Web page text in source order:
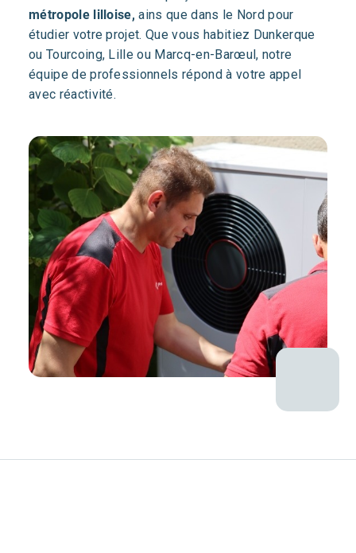
métropole lilloise,ains que dans le Nord pour
étudier votre projet. Que vous habitiez Dunkerque
ou Tourcoing, Lille ou Marcq-en-Barœul, notre
équipe de professionnels répond à votre appel
avec réactivité.